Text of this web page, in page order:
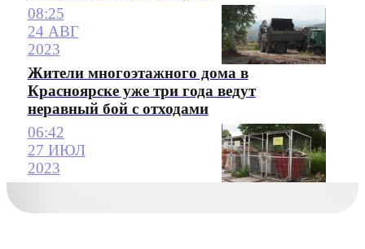
08:25
24 АВГ
2023
Жители многоэтажного дома в
Красноярске уже три года ведут
неравный бой с отходами
06:42
27 ИЮЛ
2023